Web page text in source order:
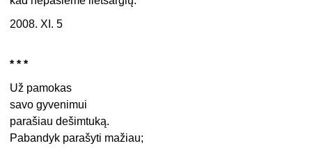
2008. XI. 5
* * *
Už pamokas
savo gyvenimui
parašiau dešimtuką.
Pabandyk parašyti mažiau;